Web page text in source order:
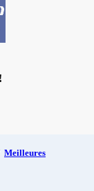
Meilleures